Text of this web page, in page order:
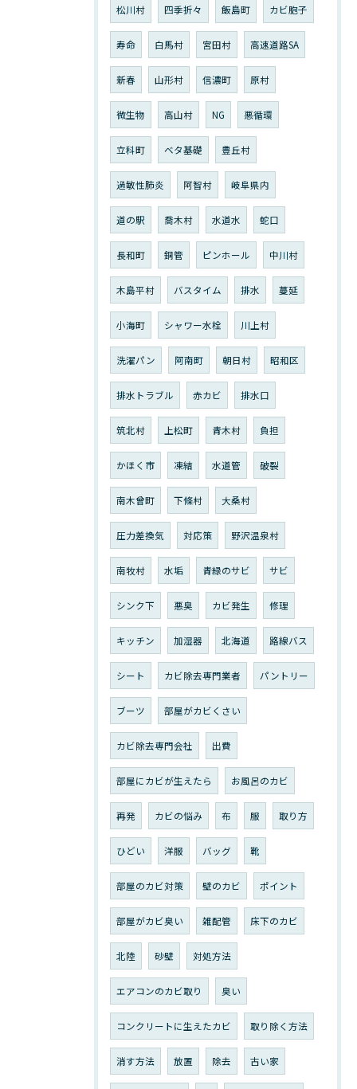
松川村 四季折々 飯島町 カビ胞子
寿命 白馬村 宮田村 高速道路SA
新春 山形村 信濃町 原村
微生物 高山村 NG 悪循環
立科町 ベタ基礎 豊丘村
過敏性肺炎 阿智村 岐阜県内
道の駅 喬木村 水道水 蛇口
長和町 銅管 ピンホール 中川村
木島平村 バスタイム 排水 蔓延
小海町 シャワー水栓 川上村
洗濯パン 阿南町 朝日村 昭和区
排水トラブル 赤カビ 排水口
筑北村 上松町 青木村 負担
かほく市 凍結 水道管 破裂
南木曾町 下條村 大桑村
圧力差換気 対応策 野沢温泉村
南牧村 水垢 青緑のサビ サビ
シンク下 悪臭 カビ発生 修理
キッチン 加湿器 北海道 路線バス
シート カビ除去専門業者 パントリー
ブーツ 部屋がカビくさい
カビ除去専門会社 出費
部屋にカビが生えたら お風呂のカビ
再発 カビの悩み 布 服 取り方
ひどい 洋服 バッグ 靴
部屋のカビ対策 壁のカビ ポイント
部屋がカビ臭い 雑配管 床下のカビ
北陸 砂壁 対処方法
エアコンのカビ取り 臭い
コンクリートに生えたカビ 取り除く方法
消す方法 放置 除去 古い家